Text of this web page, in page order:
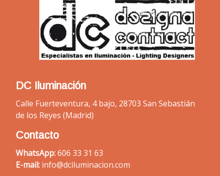
DC Iluminación
Calle Fuerteventura, 4 bajo, 28703 San Sebastián
de los Reyes (Madrid)
Contacto
WhatsApp:606 33 31 63
E-mail: info@dciluminacion.com